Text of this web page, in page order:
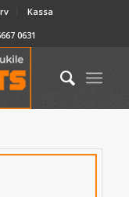
Kassa
0631